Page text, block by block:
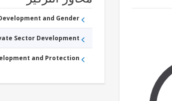
and Gender
Sector Development
and Protection